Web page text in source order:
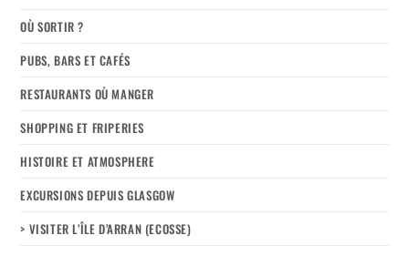
OÙ SORTIR ?
PUBS, BARS ET CAFÉS
RESTAURANTS OÙ MANGER
SHOPPING ET FRIPERIES
HISTOIRE ET ATMOSPHERE
EXCURSIONS DEPUIS GLASGOW
> VISITER L’ÎLE D’ARRAN (ECOSSE)